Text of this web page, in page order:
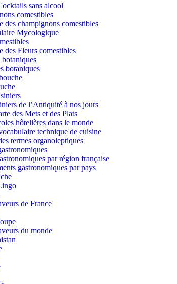
sans alcool
comestibles
des champignons comestibles
Mycologique
des Fleurs comestibles
botaniques
botaniques
de l’Antiquité à nos jours
des Mets et des Plats
hôtelières dans le monde
technique de cuisine
termes organoleptiques
par région française
gastronomiques par pays
de France
du monde